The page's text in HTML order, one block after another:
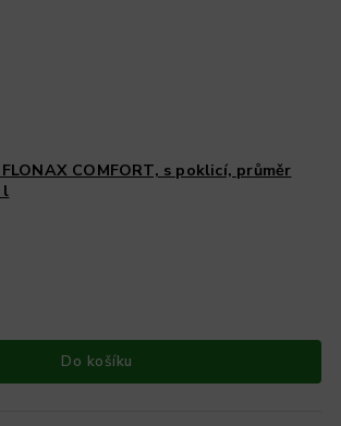
COMFORT, s poklicí, průměr
l
Do košíku